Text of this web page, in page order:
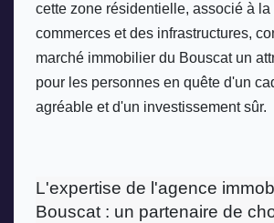
cette zone résidentielle, associé à
commerces et des infrastructures,
marché immobilier du Bouscat un
pour les personnes en quête d'un
agréable et d'un investissement sûr.
L'expertise de l'agence
Bouscat : un partenaire de